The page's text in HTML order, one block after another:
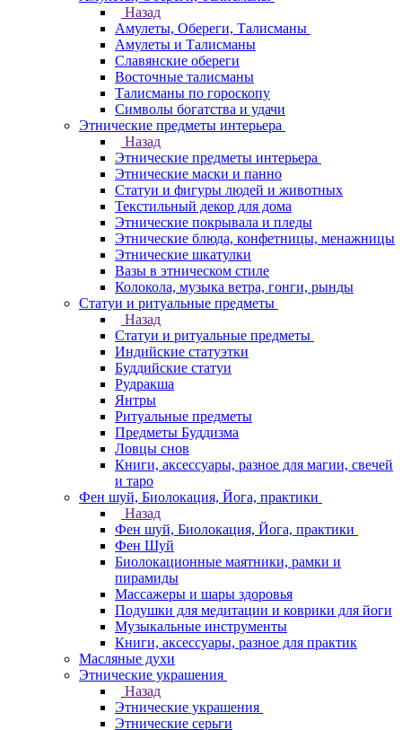
Назад
Амулеты, Обереги, Талисманы
Амулеты и Талисманы
Славянские обереги
Восточные талисманы
Талисманы по гороскопу
Символы богатства и удачи
Этнические предметы интерьера
Назад
Этнические предметы интерьера
Этнические маски и панно
Статуи и фигуры людей и животных
Текстильный декор для дома
Этнические покрывала и пледы
Этнические блюда, конфетницы, менажницы
Этнические шкатулки
Вазы в этническом стиле
Колокола, музыка ветра, гонги, рынды
Статуи и ритуальные предметы
Назад
Статуи и ритуальные предметы
Индийские статуэтки
Буддийские статуи
Рудракша
Янтры
Ритуальные предметы
Предметы Буддизма
Ловцы снов
Книги, аксессуары, разное для магии, свечей
и таро
Фен шуй, Биолокация, Йога, практики
Назад
Фен шуй, Биолокация, Йога, практики
Фен Шуй
Биолокационные маятники, рамки и
пирамиды
Массажеры и шары здоровья
Подушки для медитации и коврики для йоги
Музыкальные инструменты
Книги, аксессуары, разное для практик
Масляные духи
Этнические украшения
Назад
Этнические украшения
Этнические серьги